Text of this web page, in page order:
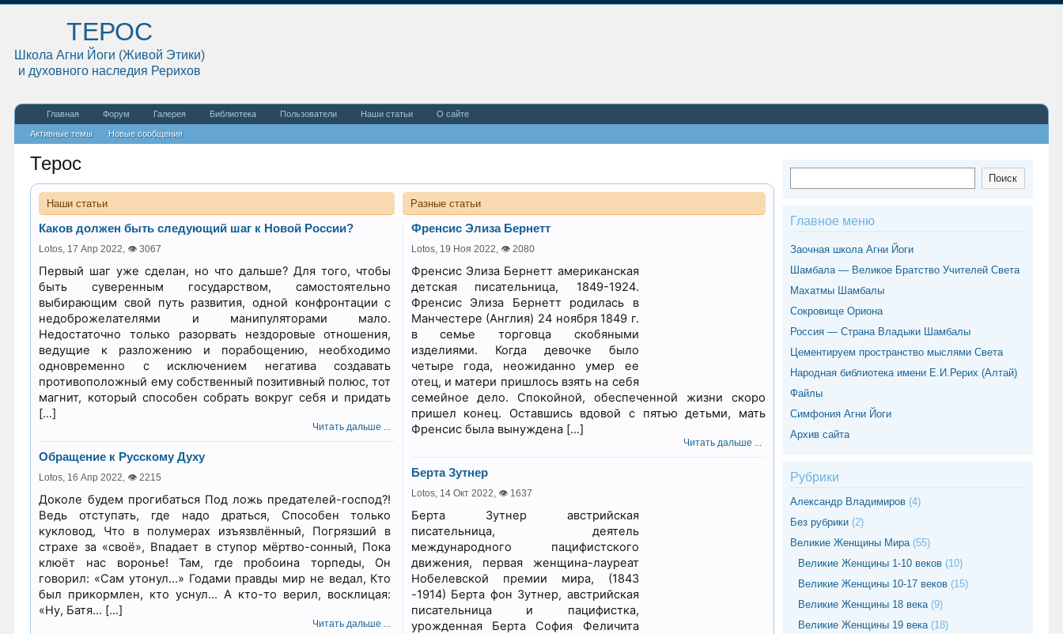
ТЕРОС
Школа Агни Йоги (Живой Этики)
и духовного наследия Рерихов
Главная Форум Галерея Библиотека Пользователи Наши статьи О сайте
Активные темы Новые сообщения
Терос
Наши статьи
Каков должен быть следующий шаг к Новой России?
Lotos, 17 Апр 2022, 👁 3067
Первый шаг уже сделан, но что дальше? Для того, чтобы
быть суверенным государством, самостоятельно
выбирающим свой путь развития, одной конфронтации с
недоброжелателями и манипуляторами мало.
Недостаточно только разорвать нездоровые отношения,
ведущие к разложению и порабощению, необходимо
одновременно с исключением негатива создавать
противоположный ему собственный позитивный полюс, тот
магнит, который способен собрать вокруг себя и придать
[…]
Читать дальше ...
Обращение к Русскому Духу
Lotos, 16 Апр 2022, 👁 2215
Доколе будем прогибаться Под ложь предателей-господ?!
Ведь отступать, где надо драться, Способен только
кукловод, Что в полумерах изъязвлённый, Погрязший в
страхе за «своё», Впадает в ступор мёртво-сонный, Пока
клюёт нас воронье! Там, где пробоина торпеды, Он
говорил: «Сам утонул…» Годами правды мир не ведал, Кто
был прикормлен, кто уснул… А кто-то верил, восклицая:
«Ну, Батя… […]
Читать дальше ...
Разные статьи
Френсис Элиза Бернетт
Lotos, 19 Ноя 2022, 👁 2080
Френсис Элиза Бернетт американская
детская писательница, 1849-1924.
Френсис Элиза Бернетт родилась в
Манчестере (Англия) 24 ноября 1849 г.
в семье торговца скобяными
изделиями. Когда девочке было
четыре года, неожиданно умер ее
отец, и матери пришлось взять на себя
семейное дело. Спокойной, обеспеченной жизни скоро
пришел конец. Оставшись вдовой с пятью детьми, мать
Френсис была вынуждена […]
Читать дальше ...
Берта Зутнер
Lotos, 14 Окт 2022, 👁 1637
Берта Зутнер австрийская
писательница, деятель
международного пацифистского
движения, первая женщина-лауреат
Нобелевской премии мира, (1843
-1914) Берта фон Зутнер, австрийская
писательница и пацифистка,
урожденная Берта София Феличита
Поиск
Главное меню
Заочная школа Агни Йоги
Шамбала — Великое Братство Учителей Света
Махатмы Шамбалы
Сокровище Ориона
Россия — Страна Владыки Шамбалы
Цементируем пространство мыслями Света
Народная библиотека имени Е.И.Рерих (Алтай)
Файлы
Симфония Агни Йоги
Архив сайта
Рубрики
Александр Владимиров(4)
Без рубрики(2)
Великие Женщины Мира(55)
Великие Женщины 1-10 веков(10)
Великие Женщины 10-17 веков(15)
Великие Женщины 18 века(9)
Великие Женщины 19 века(18)